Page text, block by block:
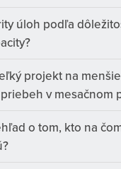
úloh podľa
projekt na
v mesačnom
o tom, kto na